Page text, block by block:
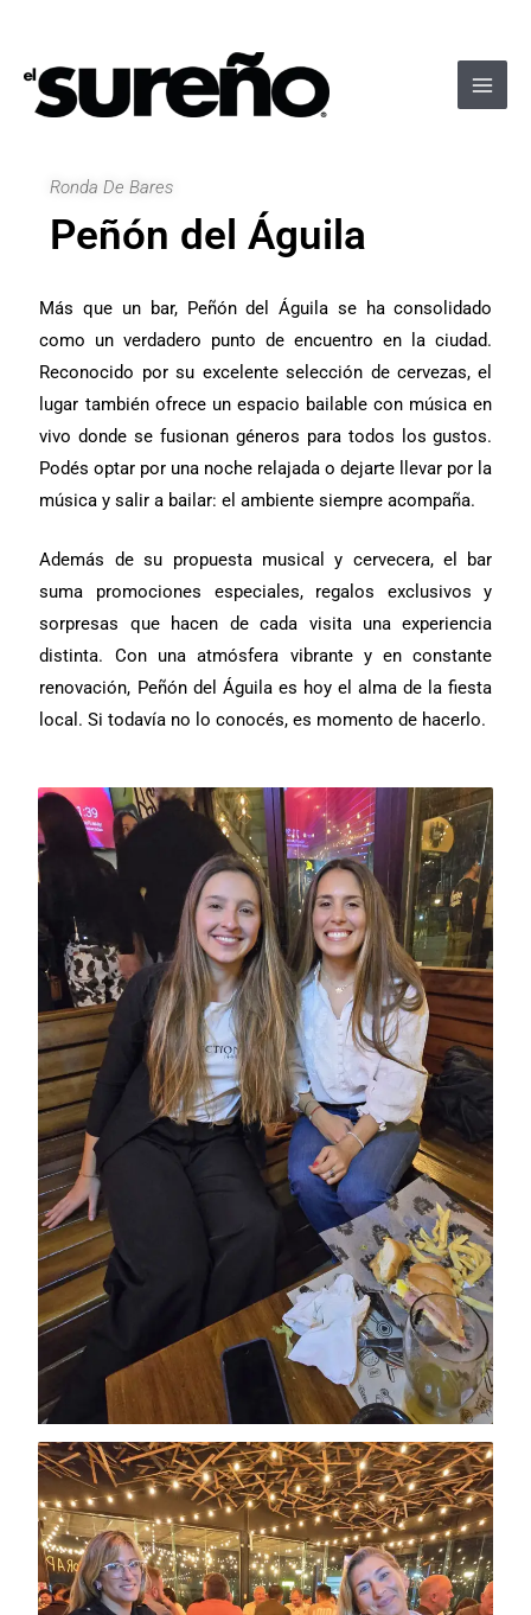
contenido
Ronda De Bares
Peñón del Águila
Más que un bar, Peñón del Águila se ha consolidado
como un verdadero punto de encuentro en la ciudad.
Reconocido por su excelente selección de cervezas, el
lugar también ofrece un espacio bailable con música en
vivo donde se fusionan géneros para todos los gustos.
Podés optar por una noche relajada o dejarte llevar por la
música y salir a bailar: el ambiente siempre acompaña.
Además de su propuesta musical y cervecera, el bar
suma promociones especiales, regalos exclusivos y
sorpresas que hacen de cada visita una experiencia
distinta. Con una atmósfera vibrante y en constante
renovación, Peñón del Águila es hoy el alma de la fiesta
local. Si todavía no lo conocés, es momento de hacerlo.
entradas